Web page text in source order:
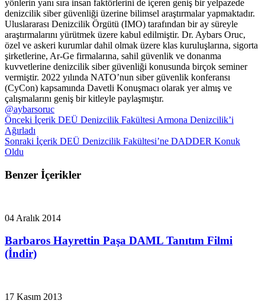
yönlerin yanı sıra insan faktörlerini de içeren geniş bir yelpazede
denizcilik siber güvenliği üzerine bilimsel araştırmalar yapmaktadır.
Uluslararası Denizcilik Örgütü (IMO) tarafından bir ay süreyle
araştırmalarını yürütmek üzere kabul edilmiştir. Dr. Aybars Oruc,
özel ve askeri kurumlar dahil olmak üzere klas kuruluşlarına, sigorta
şirketlerine, Ar-Ge firmalarına, sahil güvenlik ve donanma
kuvvetlerine denizcilik siber güvenliği konusunda birçok seminer
vermiştir. 2022 yılında NATO’nun siber güvenlik konferansı
(CyCon) kapsamında Davetli Konuşmacı olarak yer almış ve
çalışmalarını geniş bir kitleyle paylaşmıştır.
@aybarsoruc
Önceki İçerik DEÜ Denizcilik Fakültesi Armona Denizcilik’i
Ağırladı
Sonraki İçerik DEÜ Denizcilik Fakültesi’ne DADDER Konuk
Oldu
Benzer İçerikler
04 Aralık 2014
Barbaros Hayrettin Paşa DAML Tanıtım Filmi
(İndir)
17 Kasım 2013